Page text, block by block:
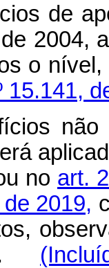
de
2004,
o
15.141,
no art.
2019,